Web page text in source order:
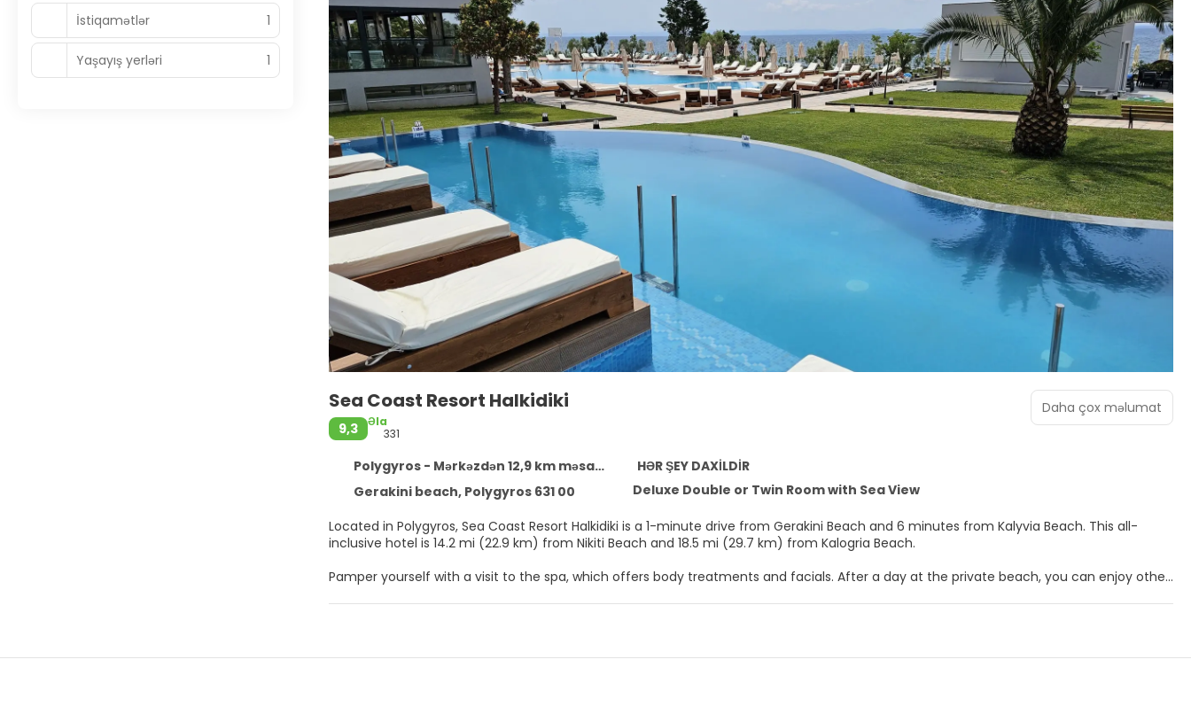
Sea Coast Resort Halkidiki
9,3
Əla
331
Polygyros - Mərkəzdən 12,9 km məsafədə
HƏR ŞEY DAXİLDİR
Gerakini beach, Polygyros 631 00
Deluxe Double or Twin Room with Sea View
Located in Polygyros, Sea Coast Resort Halkidiki is a 1-minute drive from Gerakini Beach and 6 minutes from Kalyvia Beach. This all-
inclusive hotel is 14.2 mi (22.9 km) from Nikiti Beach and 18.5 mi (29.7 km) from Kalogria Beach.
Pamper yourself with a visit to the spa, which offers body treatments and facials. After a day at the private beach, you can enjoy other
bed comes with premium bedding. Rooms have private lanais. Complimentary wired and wireless internet access keeps you
Daha çox məlumat
İstiqamətlər
1
Yaşayış yerləri 1